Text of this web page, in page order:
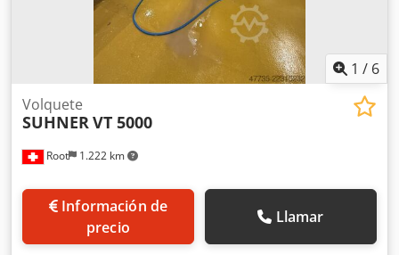
1 / 6
Root 1.222 km
Volquete
SUHNERVT 5000
Información de
precio
Llamar